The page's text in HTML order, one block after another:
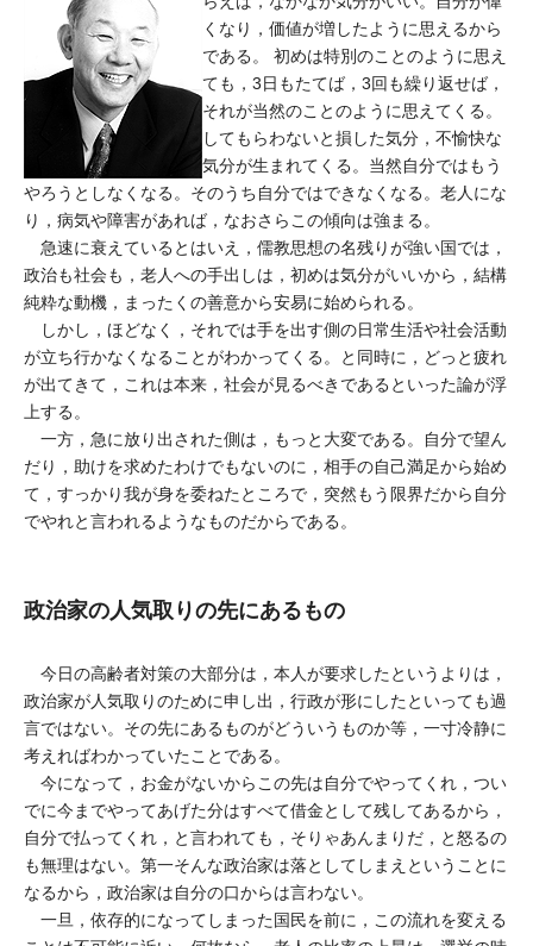
くなり，価値が増したように思えるから
である。 初めは特別のことのように思え
ても，3日もたてば，3回も繰り返せば，
それが当然のことのように思えてくる。
してもらわないと損した気分，不愉快な
気分が生まれてくる。当然自分ではもう
やろうとしなくなる。そのうち自分ではできなくなる。老人にな
り，病気や障害があれば，なおさらこの傾向は強まる。
急速に衰えているとはいえ，儒教思想の名残りが強い国では，
政治も社会も，老人への手出しは，初めは気分がいいから，結構
純粋な動機，まったくの善意から安易に始められる。
しかし，ほどなく，それでは手を出す側の日常生活や社会活動
が立ち行かなくなることがわかってくる。と同時に，どっと疲れ
が出てきて，これは本来，社会が見るべきであるといった論が浮
上する。
一方，急に放り出された側は，もっと大変である。自分で望ん
だり，助けを求めたわけでもないのに，相手の自己満足から始め
て，すっかり我が身を委ねたところで，突然もう限界だから自分
でやれと言われるようなものだからである。
政治家の人気取りの先にあるもの
今日の高齢者対策の大部分は，本人が要求したというよりは，
政治家が人気取りのために申し出，行政が形にしたといっても過
言ではない。その先にあるものがどういうものか等，一寸冷静に
考えればわかっていたことである。
今になって，お金がないからこの先は自分でやってくれ，つい
でに今までやってあげた分はすべて借金として残してあるから，
自分で払ってくれ，と言われても，そりゃあんまりだ，と怒るの
も無理はない。第一そんな政治家は落としてしまえということに
なるから，政治家は自分の口からは言わない。
一旦，依存的になってしまった国民を前に，この流れを変える